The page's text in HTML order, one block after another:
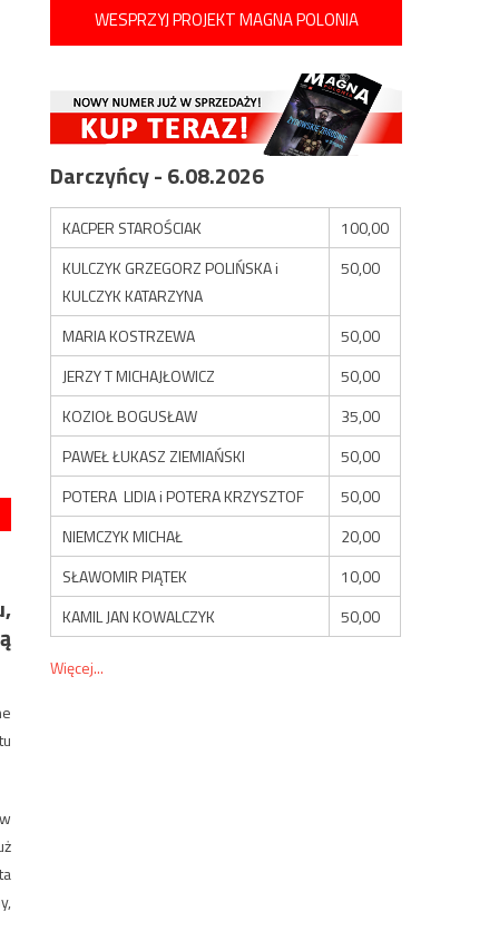
WESPRZYJ PROJEKT MAGNA POLONIA
Darczyńcy - 6.08.2026
KACPER STAROŚCIAK
100,00
KULCZYK GRZEGORZ POLIŃSKA i
KULCZYK KATARZYNA
50,00
MARIA KOSTRZEWA
50,00
JERZY T MICHAJŁOWICZ
50,00
KOZIOŁ BOGUSŁAW
35,00
PAWEŁ ŁUKASZ ZIEMIAŃSKI
50,00
POTERA LIDIA i POTERA KRZYSZTOF
50,00
NIEMCZYK MICHAŁ
20,00
SŁAWOMIR PIĄTEK
10,00
KAMIL JAN KOWALCZYK
50,00
Więcej...